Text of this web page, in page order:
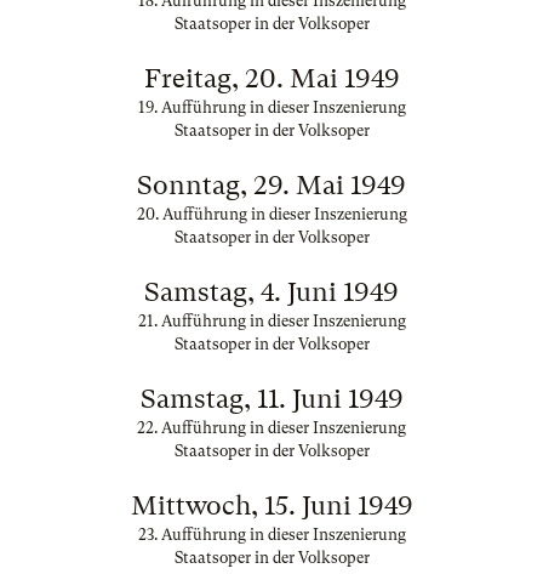
Staatsoper in der Volksoper
Freitag, 20. Mai 1949
19. Aufführung in dieser Inszenierung
Staatsoper in der Volksoper
Sonntag, 29. Mai 1949
20. Aufführung in dieser Inszenierung
Staatsoper in der Volksoper
Samstag, 4. Juni 1949
21. Aufführung in dieser Inszenierung
Staatsoper in der Volksoper
Samstag, 11. Juni 1949
22. Aufführung in dieser Inszenierung
Staatsoper in der Volksoper
Mittwoch, 15. Juni 1949
23. Aufführung in dieser Inszenierung
Staatsoper in der Volksoper